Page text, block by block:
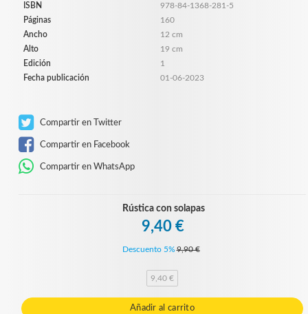
ISBN
978-84-1368-281-5
Páginas
160
Ancho
12 cm
Alto
19 cm
Edición
1
Fecha publicación
01-06-2023
Compartir en Twitter
Compartir en Facebook
Compartir en WhatsApp
Rústica con solapas
9,40 €
Descuento 5% 9,90 €
9,40 €
Añadir al carrito